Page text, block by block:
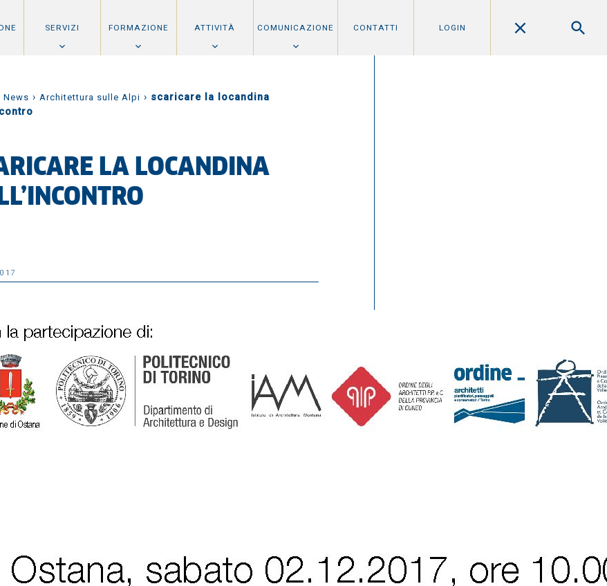
SERVIZI FORMAZIONE ATTIVITÀ COMUNICAZIONE CONTATTI LOGIN
News › Architettura sulle Alpi › scaricare la locandina
LA LOCANDINA